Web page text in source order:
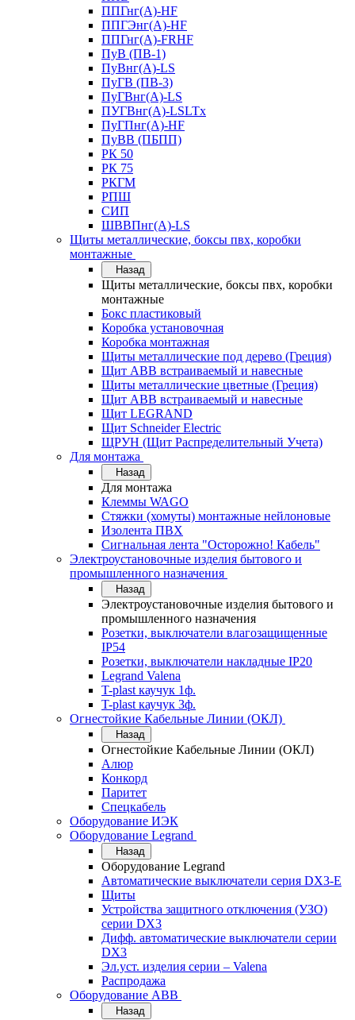
ППГнг(А)-HF
ППГЭнг(А)-HF
ППГнг(А)-FRHF
ПуВ (ПВ-1)
ПуВнг(А)-LS
ПуГВ (ПВ-3)
ПуГВнг(А)-LS
ПУГВнг(А)-LSLTx
ПуГПнг(А)-HF
ПуВВ (ПБПП)
РК 50
РК 75
РКГМ
РПШ
СИП
ШВВПнг(А)-LS
Щиты металлические, боксы пвх, коробки
монтажные
Назад
Щиты металлические, боксы пвх, коробки
монтажные
Бокс пластиковый
Коробка установочная
Коробка монтажная
Щиты металлические под дерево (Греция)
Щит ABB встраиваемый и навесные
Щиты металлические цветные (Греция)
Щит ABB встраиваемый и навесные
Щит LEGRAND
Щит Schneider Electric
ЩРУН (Щит Распределительный Учета)
Для монтажа
Назад
Для монтажа
Клеммы WAGO
Стяжки (хомуты) монтажные нейлоновые
Изолента ПВХ
Сигнальная лента "Осторожно! Кабель"
Электроустановочные изделия бытового и
промышленного назначения
Назад
Электроустановочные изделия бытового и
промышленного назначения
Розетки, выключатели влагозащищенные
IP54
Розетки, выключатели накладные IP20
Legrand Valena
T-plast каучук 1ф.
T-plast каучук 3ф.
Огнестойкие Кабельные Линии (ОКЛ)
Назад
Огнестойкие Кабельные Линии (ОКЛ)
Алюр
Конкорд
Паритет
Спецкабель
Оборудование ИЭК
Оборудование Legrand
Назад
Оборудование Legrand
Автоматические выключатели серия DX3-E
Щиты
Устройства защитного отключения (УЗО)
серии DX3
Дифф. автоматические выключатели серии
DX3
Эл.уст. изделия серии – Valena
Распродажа
Оборудование АВВ
Назад